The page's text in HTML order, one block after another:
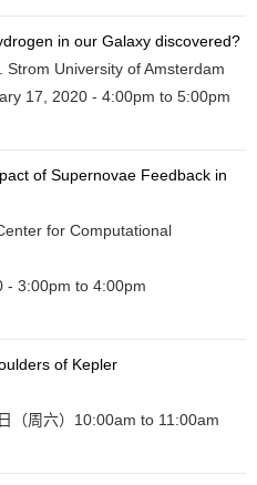
in our Galaxy discovered?
Strom University of Amsterdam
17, 2020 - 4:00pm to 5:00pm
of Supernovae Feedback in
for Computational
- 3:00pm to 4:00pm
of Kepler
（周六）10:00am to 11:00am